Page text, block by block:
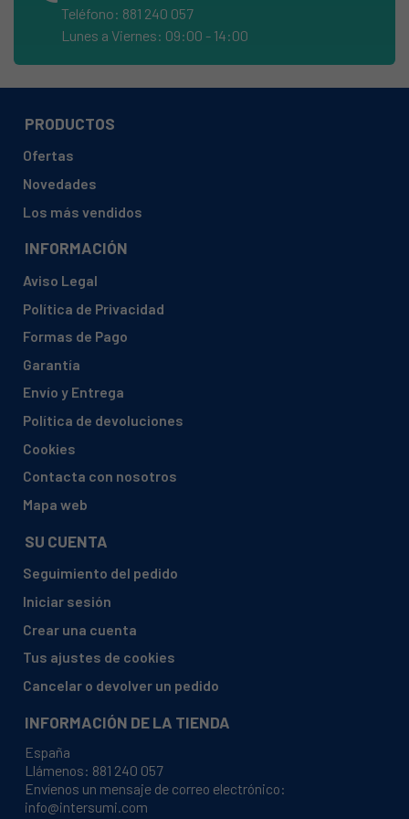
INDESIT, IDL75EU
BAUKNECHT, 37304230900 IDE44EU
BAUKNECHT, 37342830900 IDL52EU2
BAUKNECHT, 37345660900 IDL70DEU2
BAUKNECHT, 37417540000 IDL55T4C
BAUKNECHT, 37412040000 IDL600IT2
BAUKNECHT, 37322230900 IDL62EU2
BAUKNECHT, 37422420000 IDL6049SK2
BAUKNECHT, 37411650100 IDL63EU2
BAUKNECHT, 37323090900 IDL42DE
BAUKNECHT, 37408910000 IDL750EU2
Teléfono: 881 240 057
Lunes a Viernes: 09:00 - 14:00
PRODUCTOS
Ofertas
Novedades
Los más vendidos
INFORMACIÓN
Aviso Legal
Política de Privacidad
Formas de Pago
Garantía
Envío y Entrega
Política de devoluciones
Cookies
Contacta con nosotros
Mapa web
SU CUENTA
Seguimiento del pedido
Iniciar sesión
Crear una cuenta
Tus ajustes de cookies
Cancelar o devolver un pedido
INFORMACIÓN DE LA TIENDA
España
Llámenos: 881 240 057
Envíenos un mensaje de correo electrónico:
info@intersumi.com